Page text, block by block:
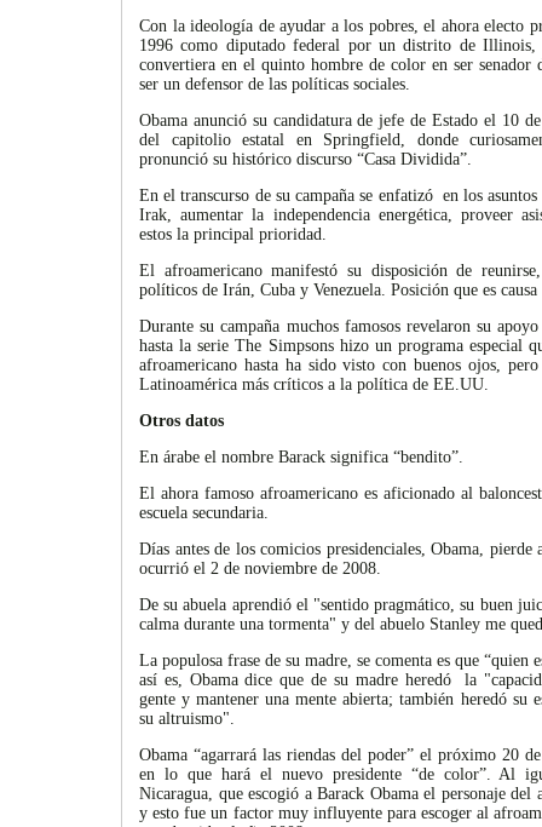
Con la ideología de ayudar a los pobres, el ahora electo
1996 como diputado federal por un distrito de Illinois,
convertiera en el quinto hombre de color en ser
ser un defensor de las políticas sociales.
Obama anunció su candidatura de jefe de Estado el 10
del capitolio estatal en Springfield, donde
pronunció su histórico discurso “Casa Dividida”.
En el transcurso de su campaña se enfatizó en los
Irak, aumentar la independencia energética, proveer
estos la principal prioridad.
El afroamericano manifestó su disposición de
políticos de Irán, Cuba y Venezuela. Posición que es
Durante su campaña muchos famosos revelaron su
hasta la serie The Simpsons hizo un programa especial
afroamericano hasta ha sido visto con buenos ojos,
Latinoamérica más críticos a la política de EE.UU.
Otros datos
En árabe el nombre Barack significa “bendito”.
El ahora famoso afroamericano es aficionado al
escuela secundaria.
Días antes de los comicios presidenciales, Obama, pierde
ocurrió el 2 de noviembre de 2008.
De su abuela aprendió el "sentido pragmático, su buen
calma durante una tormenta" y del abuelo Stanley me
La populosa frase de su madre, se comenta es que “quien
así es, Obama dice que de su madre heredó la
gente y mantener una mente abierta; también heredó su
su altruismo".
Obama “agarrará las riendas del poder” el próximo 20
en lo que hará el nuevo presidente “de color”. Al
Nicaragua, que escogió a Barack Obama el personaje
y esto fue un factor muy influyente para escoger al